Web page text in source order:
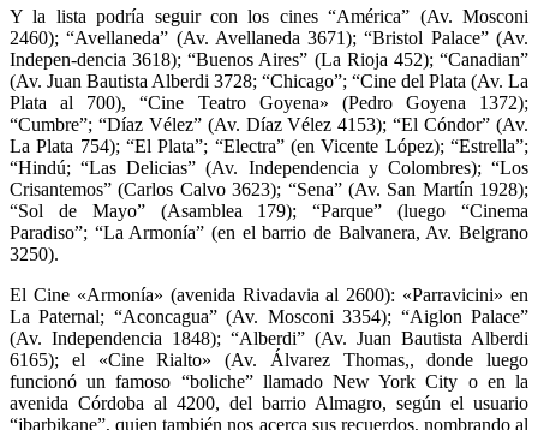
Y la lista podría seguir con los cines “América” (Av. Mosconi
2460); “Avellaneda” (Av. Avellaneda 3671); “Bristol Palace” (Av.
Indepen-dencia 3618); “Buenos Aires” (La Rioja 452); “Canadian”
(Av. Juan Bautista Alberdi 3728; “Chicago”; “Cine del Plata (Av. La
Plata al 700), “Cine Teatro Goyena» (Pedro Goyena 1372);
“Cumbre”; “Díaz Vélez” (Av. Díaz Vélez 4153); “El Cóndor” (Av.
La Plata 754); “El Plata”; “Electra” (en Vicente López); “Estrella”;
“Hindú; “Las Delicias” (Av. Independencia y Colombres); “Los
Crisantemos” (Carlos Calvo 3623); “Sena” (Av. San Martín 1928);
“Sol de Mayo” (Asamblea 179); “Parque” (luego “Cinema
Paradiso”; “La Armonía” (en el barrio de Balvanera, Av. Belgrano
3250).
El Cine «Armonía» (avenida Rivadavia al 2600): «Parravicini» en
La Paternal; “Aconcagua” (Av. Mosconi 3354); “Aiglon Palace”
(Av. Independencia 1848); “Alberdi” (Av. Juan Bautista Alberdi
6165); el «Cine Rialto» (Av. Álvarez Thomas,, donde luego
funcionó un famoso “boliche” llamado New York City o en la
avenida Córdoba al 4200, del barrio Almagro, según el usuario
“jbarbikane”, quien también nos acerca sus recuerdos, nombrando al